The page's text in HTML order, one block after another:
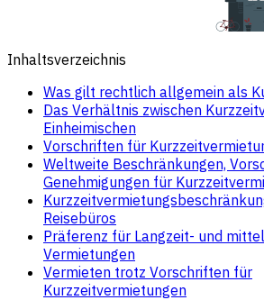
Inhaltsverzeichnis
Was gilt rechtlich allgemein als
Das Verhältnis zwischen
Einheimischen
Vorschriften für
Weltweite Beschränkungen,
Genehmigungen für
Reisebüros
Präferenz für Langzeit- und
Vermietungen
Vermieten trotz Vorschriften für
Kurzzeitvermietungen